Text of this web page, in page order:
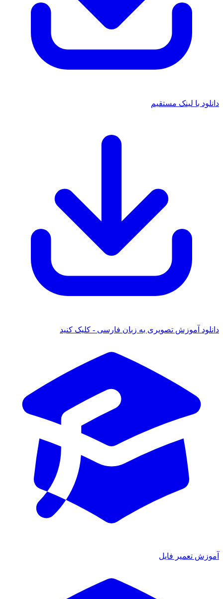
دانلود با لینک مستقیم
دانلود آموزش تصویری به زبان فارسی - کلیک کنید
آموزش تعمیر فایل